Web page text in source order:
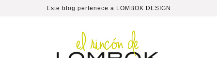
Este blog pertenece a LOMBOK DESIGN